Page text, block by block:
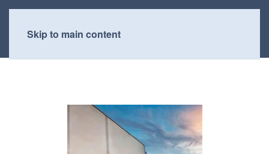
Skip to main content